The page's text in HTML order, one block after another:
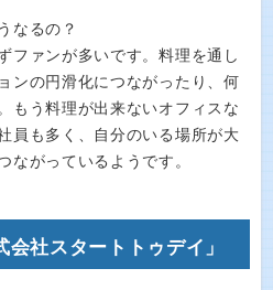
なるの？
ファンが多いです。料理を通し
ンの円滑化につながったり、何
もう料理が出来ないオフィスな
員も多く、自分のいる場所が大
ながっているようです。
社スタートトゥデイ」